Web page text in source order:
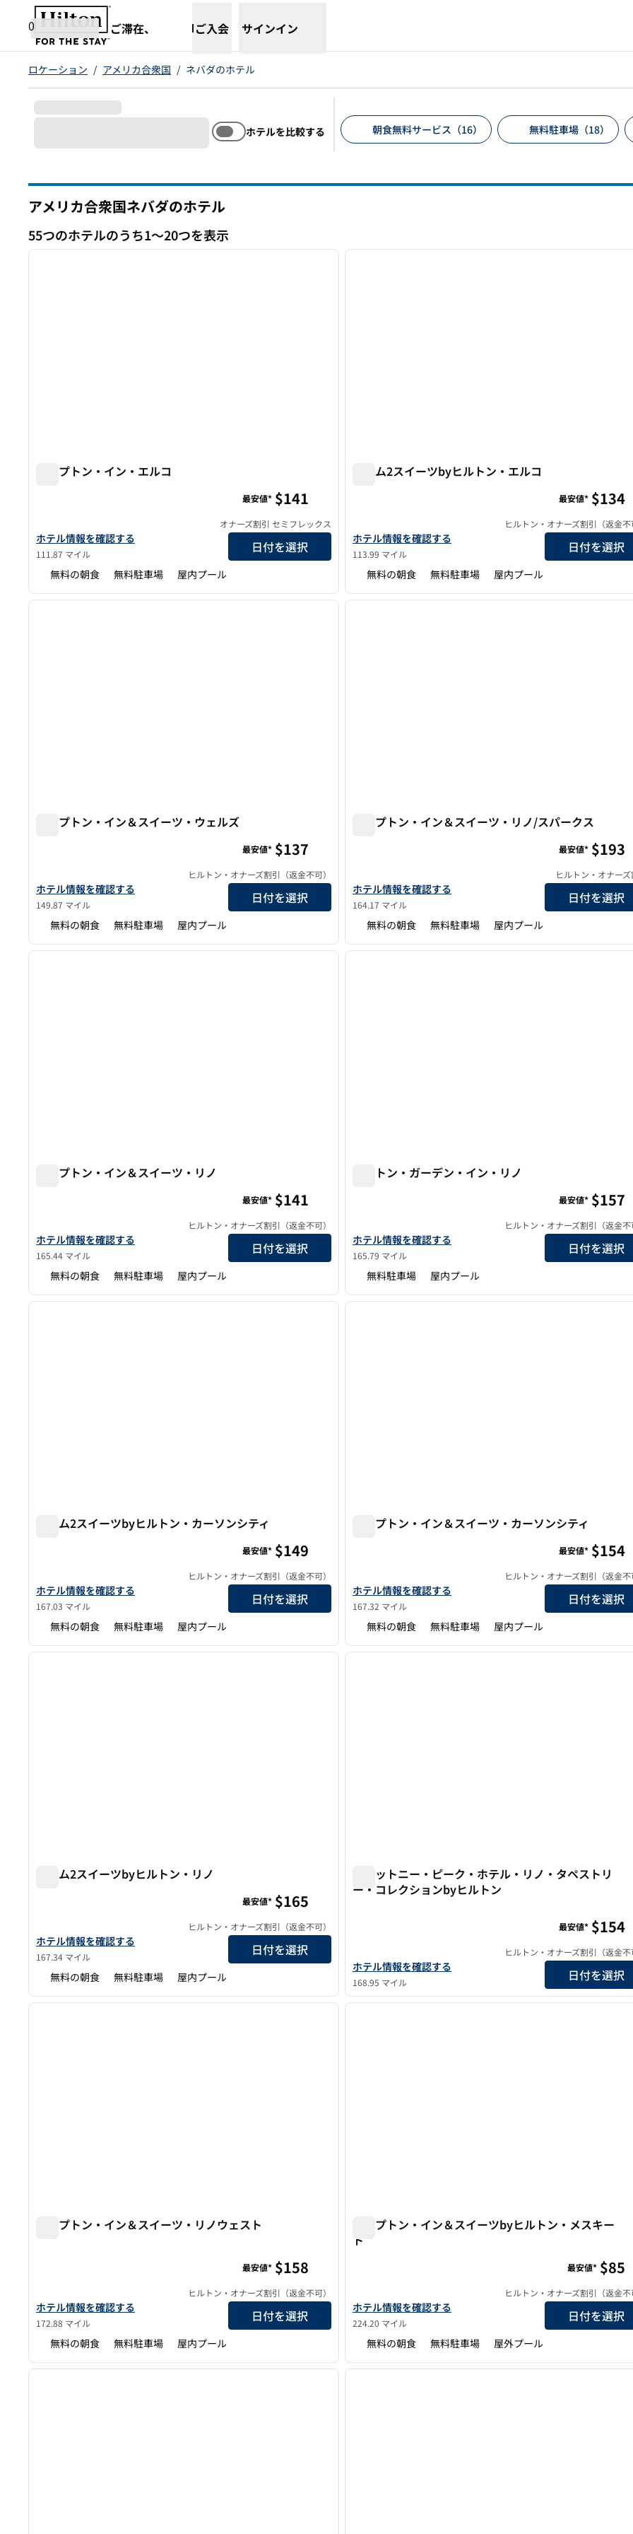
コンテンツに移動
0
ご滞在、
新しいタブで開きます
ご入会 サインイン
ロケーション / アメリカ合衆国 / ネバダのホテル
ホテルを比較する 朝食無料サービス（16） 無料駐車場（18）
アメリカ合衆国ネバダのホテル
55つのホテルのうち1～20つを表示
55つのホテルを表示
1/12
次の画像
ハンプトン・イン・エルコ
ハンプトン・イン・エルコの詳細を見る
ホテル情報を確認する
111.87 マイル
最安値* $141
オナーズ割引 セミフレックス
日付を選択
無料の朝食 無料駐車場 屋内プール
1/11
ホーム2スイーツbyヒルトン・エルコ
ホーム2スイーツbyヒルトン・エルコの詳細を見る
ホテル情報を確認する
113.99 マイル
最安値* $134
ヒルトン・オナーズ割引（返金不
日付を選択
無料の朝食 無料駐車場 屋内プール
1/12
1/12
次の画像
ハンプトン・イン＆スイーツ・ウェルズ
ハンプトン・イン＆スイーツ・ウェルズのホテルの詳細を表示
ホテル情報を確認する
149.87 マイル
最安値* $137
ヒルトン・オナーズ割引（返金不可）
日付を選択
無料の朝食 無料駐車場 屋内プール
1
1/12
ハンプトン・イン＆スイーツ・リノ/スパークス
ハンプトン・イン＆スイーツ・リノ/スパークスの詳細を見る
ホテル情報を確認する
164.17 マイル
最安値* $193
ヒルトン・オナーズ
日付を選択
無料の朝食 無料駐車場 屋内プール
1/12
1/12
次の画像
ハンプトン・イン＆スイーツ・リノ
ハンプトン・イン＆スイーツ・リノのホテルの詳細を見る
ホテル情報を確認する
165.44 マイル
最安値* $141
ヒルトン・オナーズ割引（返金不可）
日付を選択
無料の朝食 無料駐車場 屋内プール
1
1/11
ヒルトン・ガーデン・イン・リノ
ヒルトン・ガーデン・イン・リノの詳細を見る
ホテル情報を確認する
165.79 マイル
最安値* $157
ヒルトン・オナーズ割引（返金不
日付を選択
無料駐車場 屋内プール
1/12
1/12
次の画像
ホーム2スイーツbyヒルトン・カーソンシティ
ホーム2スイーツbyヒルトン・カーソンシティのホテルの詳細を表示
ホテル情報を確認する
167.03 マイル
最安値* $149
ヒルトン・オナーズ割引（返金不可）
日付を選択
無料の朝食 無料駐車場 屋内プール
1
1/12
ハンプトン・イン＆スイーツ・カーソンシティ
ハンプトン・イン＆スイーツ・カーソンシティのホテルの詳細
ホテル情報を確認する
167.32 マイル
最安値* $154
ヒルトン・オナーズ割引（返金不
日付を選択
無料の朝食 無料駐車場 屋内プール
1/12
1/12
次の画像
ホーム2スイーツbyヒルトン・リノ
ホーム2スイーツbyヒルトン・リノのホテルの詳細を表示
ホテル情報を確認する
167.34 マイル
最安値* $165
ヒルトン・オナーズ割引（返金不可）
日付を選択
無料の朝食 無料駐車場 屋内プール
1
1/12
ウィットニー・ピーク・ホテル・リノ・タペストリ
ー・コレクションbyヒルトン
ウィットニー・ピーク・ホテル・リノ・タペストリー・コレク
ホテル情報を確認する
168.95 マイル
最安値* $154
ヒルトン・オナーズ割引（返金不
日付を選択
1/12
1/12
次の画像
ハンプトン・イン＆スイーツ・リノウェスト
ハンプトン・イン＆スイーツ・リノウェストのホテルの詳細を見る
ホテル情報を確認する
172.88 マイル
最安値* $158
ヒルトン・オナーズ割引（返金不可）
日付を選択
無料の朝食 無料駐車場 屋内プール
1
1/12
ハンプトン・イン＆スイーツbyヒルトン・メスキー
ト
ハンプトン・イン＆スイーツbyヒルトン・メスキートのホテル
ホテル情報を確認する
224.20 マイル
最安値* $85
ヒルトン・オナーズ割引（返金不
日付を選択
無料の朝食 無料駐車場 屋外プール
1
1/12